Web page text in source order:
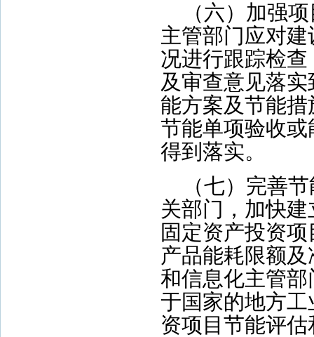
（六）加强
主管部门应对
况进行跟踪检
及审查意见落
能方案及节能
节能单项验收
得到落实。
（七）完善
关部门，加快
固定资产投资
产品能耗限额
和信息化主管
于国家的地方
资项目节能评